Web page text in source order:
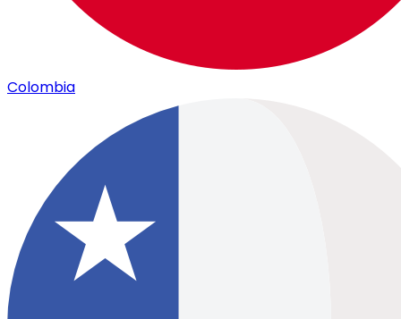
Colombia